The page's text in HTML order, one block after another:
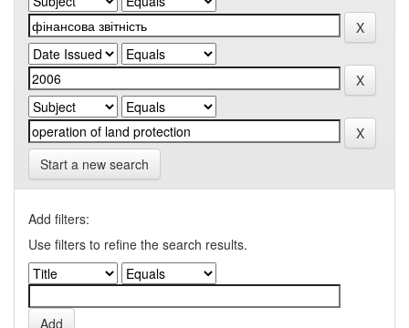
Start a new search
Add filters:
Use filters to refine the search results.